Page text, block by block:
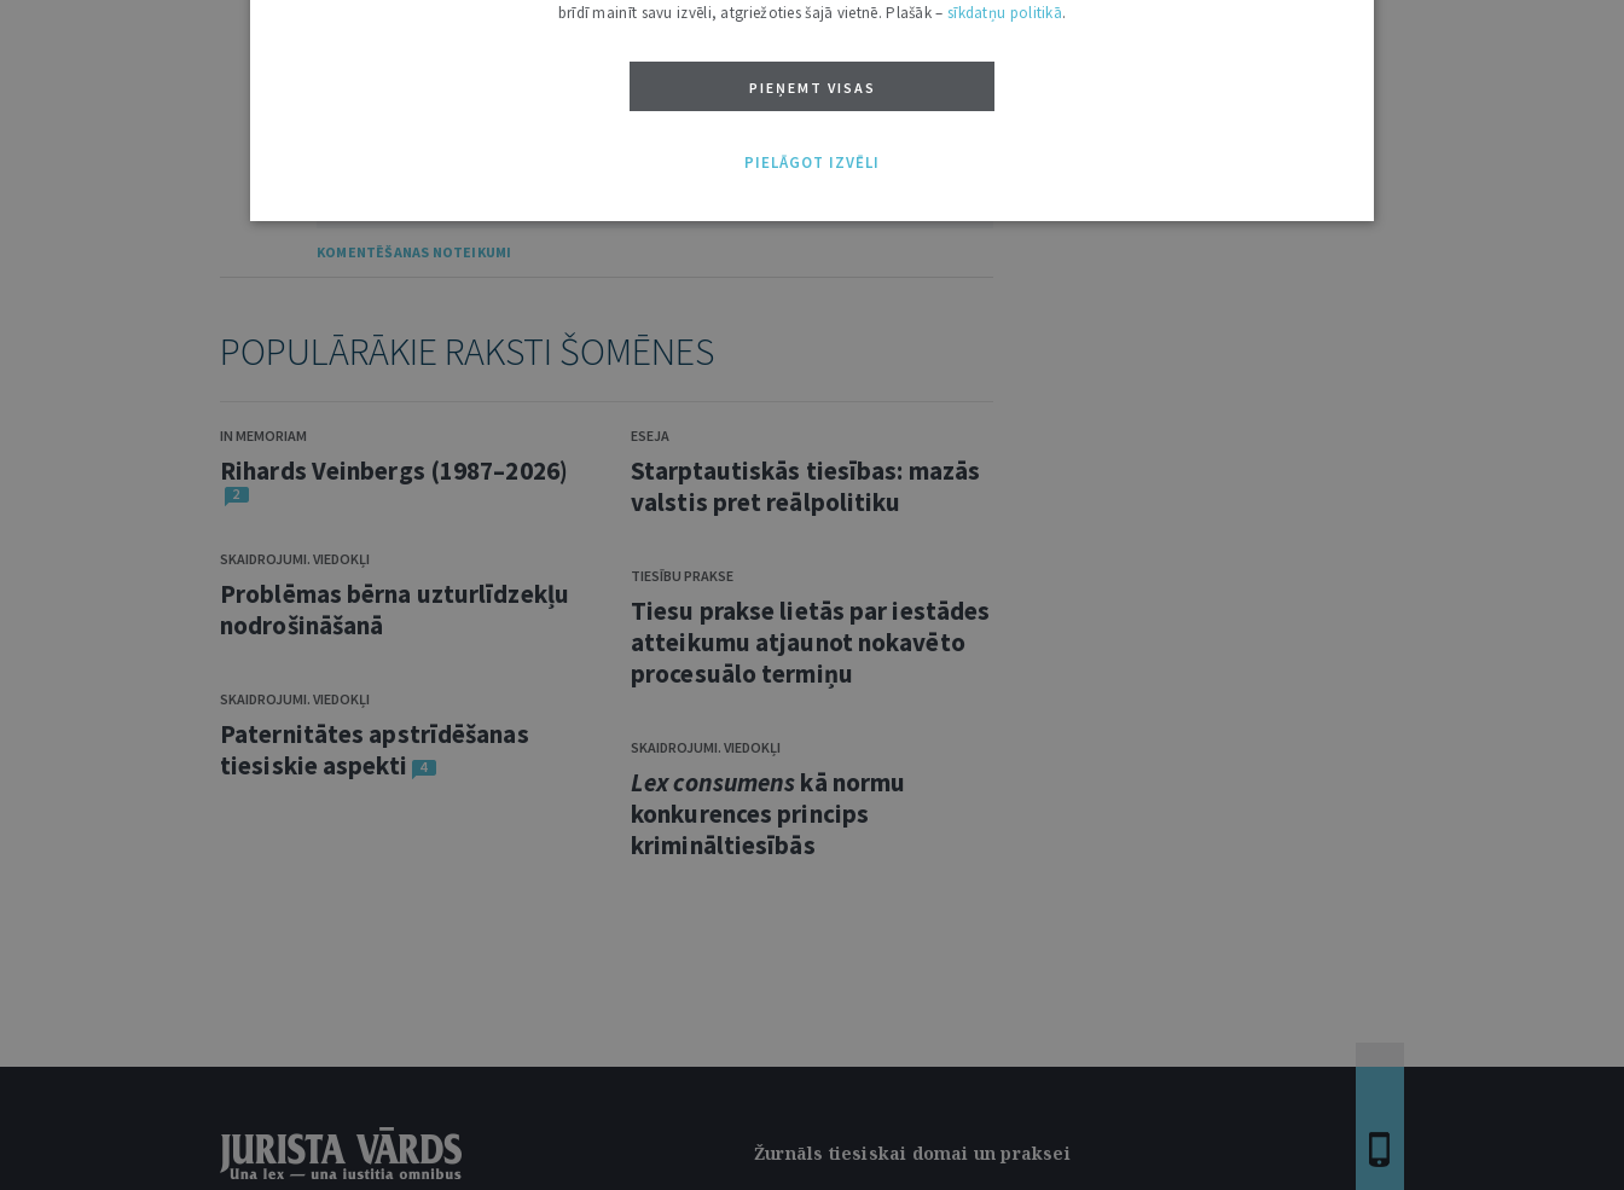
KOMENTĒŠANAS NOTEIKUMI
POPULĀRĀKIE RAKSTI ŠOMĒNES
IN MEMORIAM
Rihards Veinbergs (1987–2026)
2
SKAIDROJUMI. VIEDOKĻI
Problēmas bērna uzturlīdzekļu
nodrošināšanā
SKAIDROJUMI. VIEDOKĻI
Paternitātes apstrīdēšanas
tiesiskie aspekti
4
ESEJA
Starptautiskās tiesības: mazās
valstis pret reālpolitiku
TIESĪBU PRAKSE
Tiesu prakse lietās par iestādes
atteikumu atjaunot nokavēto
procesuālo termiņu
SKAIDROJUMI. VIEDOKĻI
Lex consumenskā normu
konkurences princips
krimināltiesībās
Žurnāls tiesiskai domai un praksei
brīdī mainīt savu izvēli, atgriežoties šajā vietnē. Plašāk – sīkdatņu politikā.
PIEŅEMT VISAS
PIELĀGOT IZVĒLI